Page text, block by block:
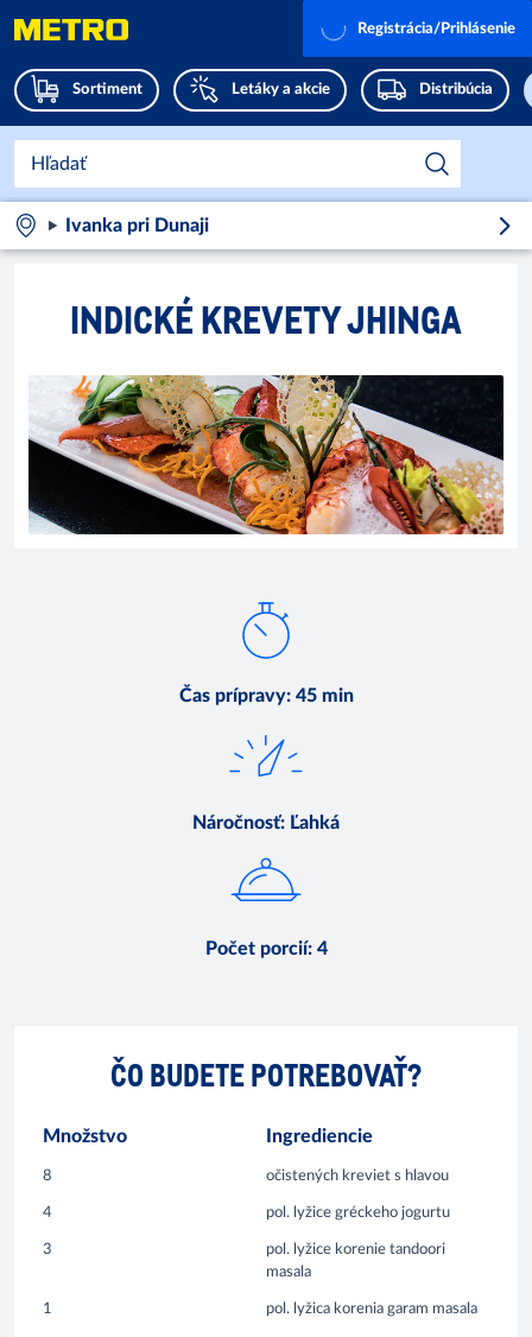
Sortiment Letáky a akcie Distribúcia
Registrácia/Prihlásenie
Ivanka pri Dunaji
INDICKÉ KREVETY JHINGA
Čas prípravy: 45 min
Náročnosť: Ľahká
Počet porcií: 4
ČO BUDETE POTREBOVAŤ?
Množstvo Ingrediencie
8 očistených kreviet s hlavou
4 pol. lyžice gréckeho jogurtu
3
pol. lyžice korenie tandoori
masala
1 pol. lyžica korenia garam masala